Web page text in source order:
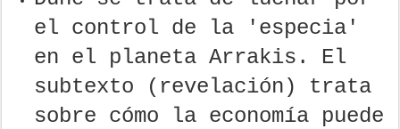
el control de la 'especia'
en el planeta Arrakis. El
subtexto (revelación) trata
sobre cómo la economía puede